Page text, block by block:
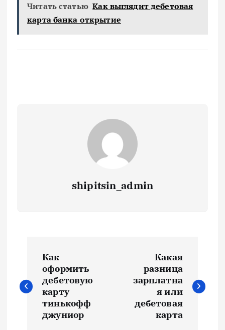
Читать статью Как выглядит дебетовая
карта банка открытие
shipitsin_admin
а
в
Как
оформить
дебетовую
карту
тинькофф
джуниор
Какая
разница
зарплатна
я или
дебетовая
карта